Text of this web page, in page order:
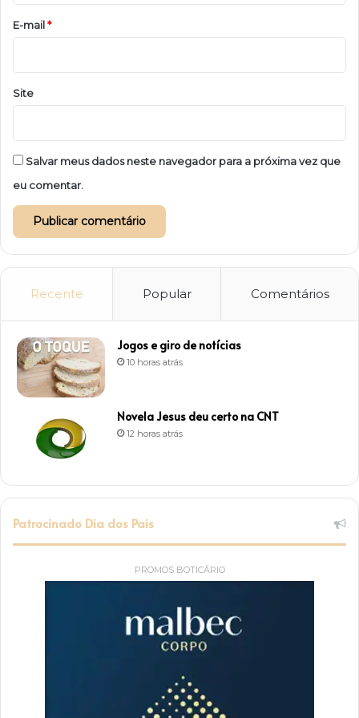
*E-mail*
Site
Salvar meus dados neste navegador para a próxima vez que
eu comentar.
Recente Popular Comentários
Jogos e giro de notícias
10 horas atrás
Novela Jesus deu certo na CNT
12 horas atrás
Patrocinado Dia dos Pais
PROMOS BOTICÁRIO